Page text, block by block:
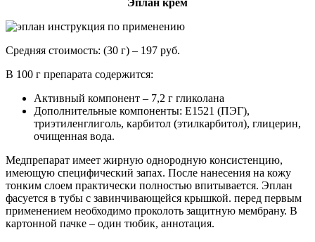
Эплан крем
Средняя стоимость: (30 г) – 197 руб.
В 100 г препарата содержится:
Активный компонент – 7,2 г гликолана
Дополнительные компоненты: Е1521 (ПЭГ),
триэтиленглиголь, карбитол (этилкарбитол), глицерин,
очищенная вода.
Медпрепарат имеет жирную однородную консистенцию,
имеющую специфический запах. После нанесения на кожу
тонким слоем практически полностью впитывается. Эплан
фасуется в тубы с завинчивающейся крышкой. перед первым
применением необходимо проколоть защитную мембрану. В
картонной пачке – один тюбик, аннотация.